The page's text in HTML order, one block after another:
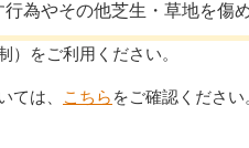
為やその他芝生・草地を傷
をご利用ください。
ては、 こちら をご確認ください